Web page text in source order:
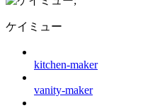
ケイミュー
kitchen-maker
vanity-maker